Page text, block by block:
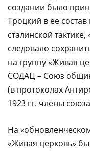
создании было
Троцкий в ее
сталинской
следовало
на группу «Живая
СОДАЦ – Союз
(в протоколах
1923 гг. члены
На
«Живая церковь»